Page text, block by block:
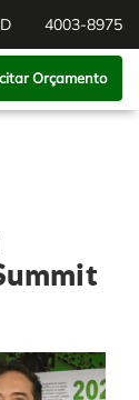
4003-8975
Orçamento